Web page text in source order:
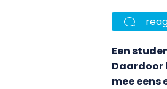
Een
Daardoor
mee eens